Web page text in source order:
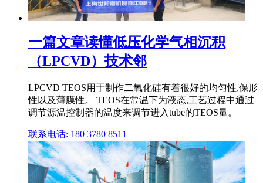
一篇文章读懂低压化学气相沉积
（LPCVD）技术邻
LPCVD TEOS用于制作二氧化硅有着很好的均匀性,保形
性以及薄膜性。 TEOS在常温下为液态,工艺过程中通过
调节源温控制器的温度来调节进入tube的TEOS量。
联系电话: 180 3780 8511